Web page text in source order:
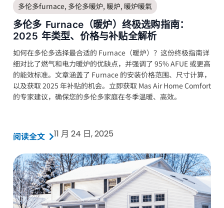
多伦多furnace, 多伦多暖炉, 暖炉, 暖炉暖氣
多伦多 Furnace（暖炉）终极选购指南：
2025 年类型、价格与补贴全解析
如何在多伦多选择最合适的 Furnace（暖炉）？这份终极指南详
细对比了燃气和电力暖炉的优缺点，并强调了 95% AFUE 或更高
的能效标准。文章涵盖了 Furnace 的安装价格范围、尺寸计算，
以及获取 2025 年补贴的机会。立即获取 Mas Air Home Comfort
的专家建议，确保您的多伦多家庭在冬季温暖、高效。
阅读全文 11 月 24 日, 2025